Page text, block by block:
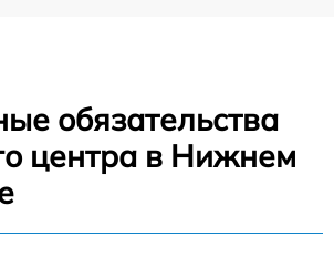
обязательства
центра в Нижнем